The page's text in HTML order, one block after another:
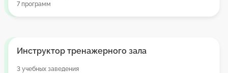
7 программ
Инструктор тренажерного зала
3 учебных заведения